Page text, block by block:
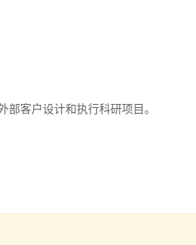
客户设计和执行科研项目。